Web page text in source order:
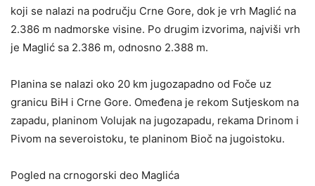
koji se nalazi na području Crne Gore, dok je vrh Maglić na
2.386 m nadmorske visine. Po drugim izvorima, najviši vrh
je Maglić sa 2.386 m, odnosno 2.388 m.
Planina se nalazi oko 20 km jugozapadno od Foče uz
granicu BiH i Crne Gore. Omeđena je rekom Sutjeskom na
zapadu, planinom Volujak na jugozapadu, rekama Drinom i
Pivom na severoistoku, te planinom Bioč na jugoistoku.
Pogled na crnogorski deo Maglića